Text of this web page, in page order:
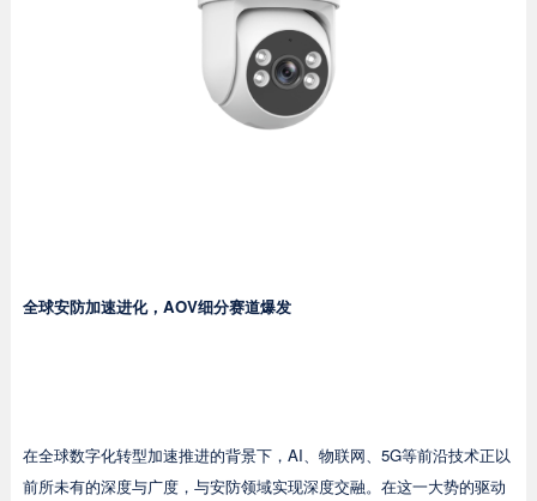
全球安防加速进化，AOV细分赛道爆发
在全球数字化转型加速推进的背景下，AI、物联网、5G等前沿技术正以
前所未有的深度与广度，与安防领域实现深度交融。在这一大势的驱动